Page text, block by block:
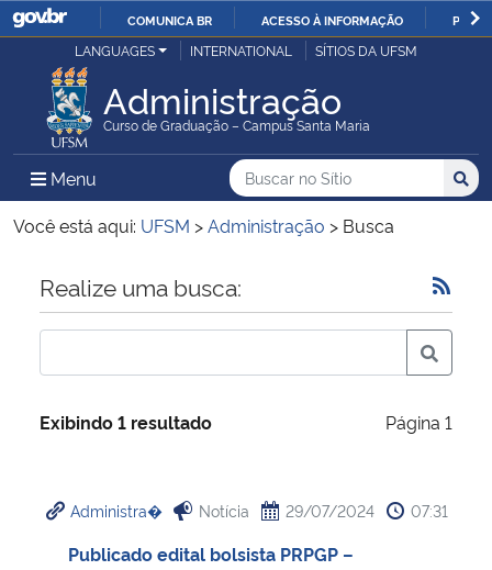
IR
O
COMUNICA BR ACESSO À INFORMAÇÃO
Ministério da Justiça e Segurança Pública
Ministério da Defesa
Ministério das Relações Exteriores
Ministério da Economia
Ministério da Infraestrutura
Ministério da Cidadania
LANGUAGES INTERNATIONAL SÍTIOS DA UFSM
Administração
Curso de Graduação – Campus Santa Maria
Menu Menu Principal do Sítio
Busca
Buscar no no Sítio
Busca:
Você está aqui: UFSM >Administração > Busca
Início do conteúdo
Realize uma busca:
Exibindo 1 resultado Página 1
Administra� Notícia 29/07/2024 07:31
Publicado edital bolsista PRPGP –